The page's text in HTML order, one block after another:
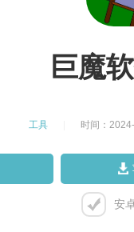
巨魔
工具 时间：
安